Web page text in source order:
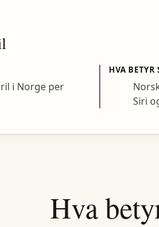
i Norge per
HVA BETYR
Siri
Hva